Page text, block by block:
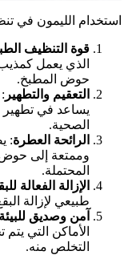
الليمون في
قوة التنظيف
الذي يعمل
حوض المطبخ.
التعقيم والتطهير:
يساعد في تطهير
الصحية.
الرائحة العطرة :
وممتعة إلى حوض
المحتملة.
الإزالة الفعالة للبقع
طبيعي لإزالة
آمن وصديق للبيئة:
الأماكن التي يتم
التخلص منه.